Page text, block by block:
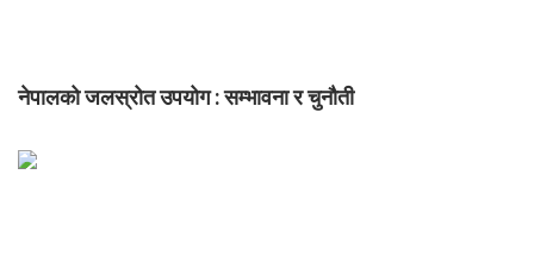
नेपालको जलस्रोत उपयोग : सम्भावना र चुनौती